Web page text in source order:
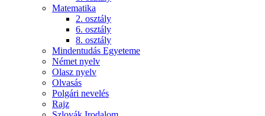
Matematika
2. osztály
6. osztály
8. osztály
Mindentudás Egyeteme
Német nyelv
Olasz nyelv
Olvasás
Polgári nevelés
Rajz